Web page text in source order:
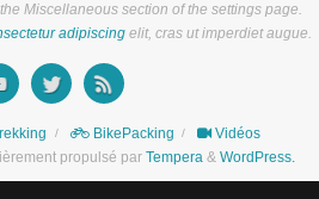
Miscellaneous section of the settings page.
adipiscingelit, cras ut imperdiet augue.
BikePacking
Vidéos
propulsé par Tempera & WordPress.